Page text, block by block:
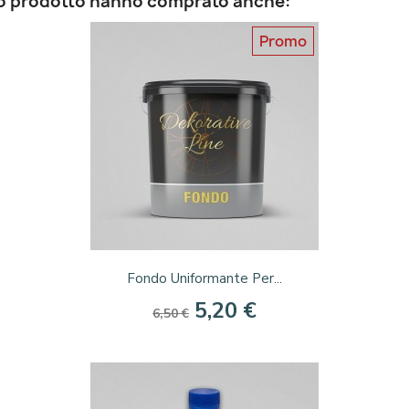
Anteprima
Fondo Uniformante Per...
6,50 € 5,20 €
Promo